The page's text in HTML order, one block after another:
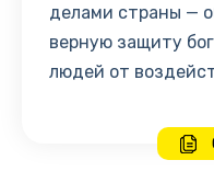
делами страны —
верную защиту
людей от